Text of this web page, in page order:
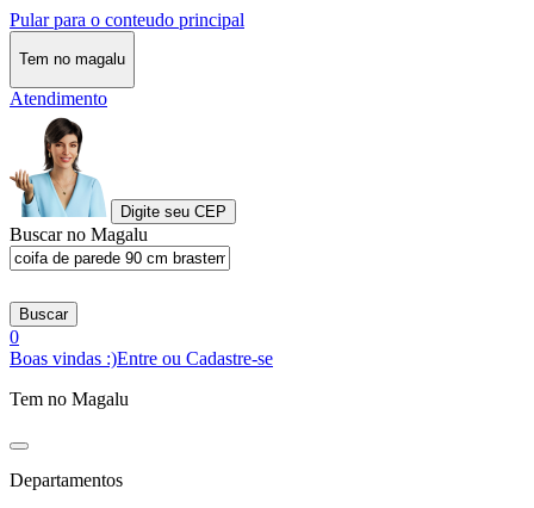
Pular para o conteudo principal
Tem no magalu
Atendimento
Digite seu CEP
Buscar no Magalu
Buscar
0
Boas vindas :)Entre ou Cadastre-se
Tem no Magalu
Departamentos